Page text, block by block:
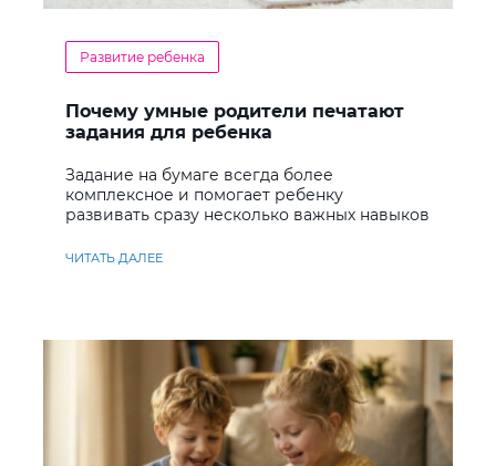
Развитие ребенка
Почему умные родители печатают
задания для ребенка
Задание на бумаге всегда более
комплексное и помогает ребенку
развивать сразу несколько важных навыков
ЧИТАТЬ ДАЛЕЕ